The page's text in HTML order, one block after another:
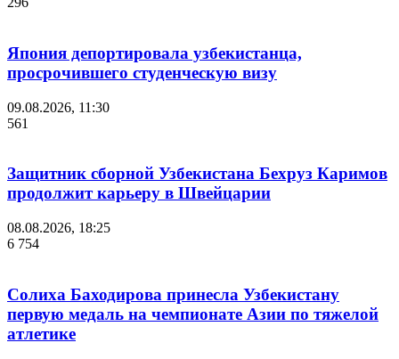
Япония депортировала узбекистанца,
просрочившего студенческую визу
09.08.2026, 11:30
561
Защитник сборной Узбекистана Бехруз Каримов
продолжит карьеру в Швейцарии
08.08.2026, 18:25
6 754
Солиха Баходирова принесла Узбекистану
первую медаль на чемпионате Азии по тяжелой
атлетике